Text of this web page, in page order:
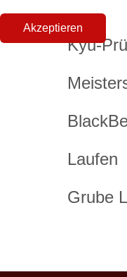
Kyu-
Laufen
Grube
Akzeptieren